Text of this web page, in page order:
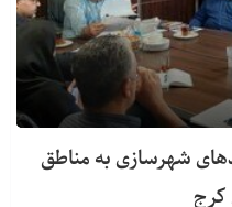
شهرسازی به مناطق
کرج